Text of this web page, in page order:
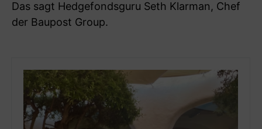
Das sagt Hedgefondsguru Seth Klarman, Chef
der Baupost Group.